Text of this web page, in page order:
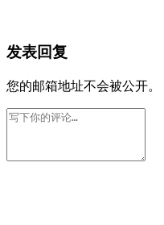
发表回复
您的邮箱地址不会被公开。